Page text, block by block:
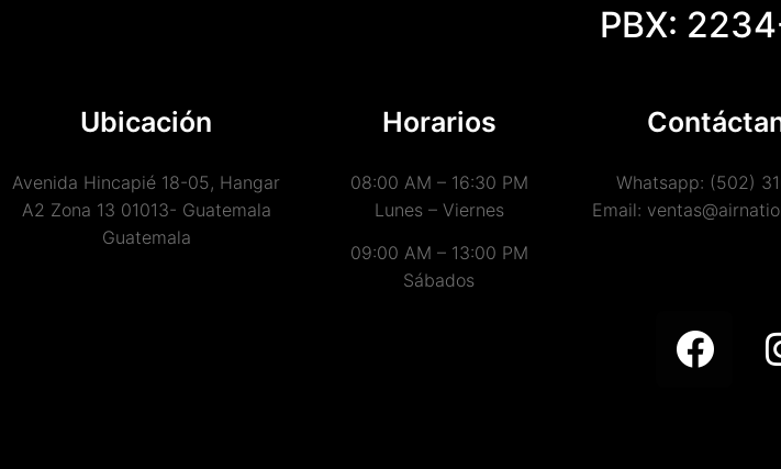
PBX:
Ubicación
Avenida Hincapié 18-05, Hangar
A2 Zona 13 01013- Guatemala
Guatemala
Horarios
08:00 AM – 16:30 PM
Lunes – Viernes
09:00 AM – 13:00 PM
Sábados
Whatsapp: (502)
Email: